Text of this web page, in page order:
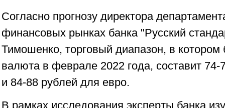
Согласно прогнозу директора
финансовых рынках банка "Русский
Тимошенко, торговый диапазон, в котором
валюта в феврале 2022 года, составит
и 84-88 рублей для евро.
В рамках исследования эксперты банка